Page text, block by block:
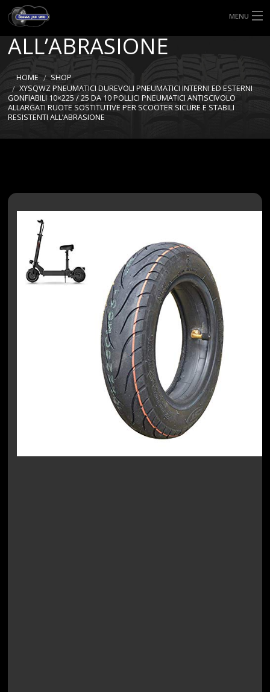
MENU
HOME
TIPI DI GOMME
MISURE GOMME
STABILI RESISTENTI
ALL’ABRASIONE
HOME
SHOP
XYSQWZ PNEUMATICI DUREVOLI PNEUMATICI INTERNI ED ESTERNI
GONFIABILI 10×225 / 25 DA 10 POLLICI PNEUMATICI ANTISCIVOLO
ALLARGATI RUOTE SOSTITUTIVE PER SCOOTER SICURE E STABILI
RESISTENTI ALL’ABRASIONE